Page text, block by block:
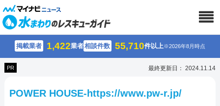
掲載業者 1,422業者相談件数 55,710件以上※2026年8月時点
PR 最終更新日： 2024.11.14
POWER HOUSE-https://www.pw-r.jp/